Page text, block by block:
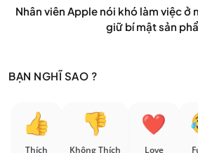
Nhân viên Apple nói khó làm việc ở
giữ bí mật sản
BẠN NGHĨ SAO ?
Thích Không Thích Love